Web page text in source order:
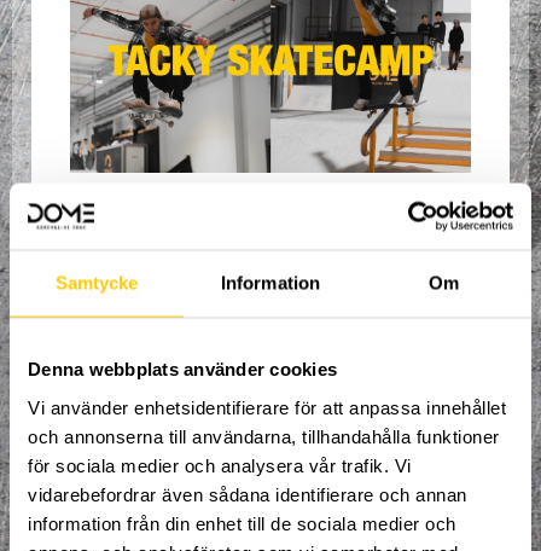
Samtycke Information Om
Denna webbplats använder cookies
Vi använder enhetsidentifierare för att anpassa innehållet
och annonserna till användarna, tillhandahålla funktioner
för sociala medier och analysera vår trafik. Vi
vidarebefordrar även sådana identifierare och annan
information från din enhet till de sociala medier och
https://skatecamp.se/tacky-